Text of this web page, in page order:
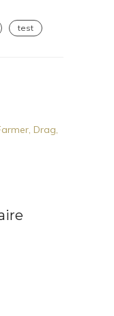
test
Drag,